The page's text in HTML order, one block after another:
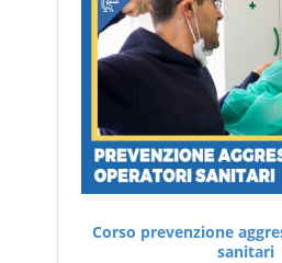
Corso prevenzione
sanitari